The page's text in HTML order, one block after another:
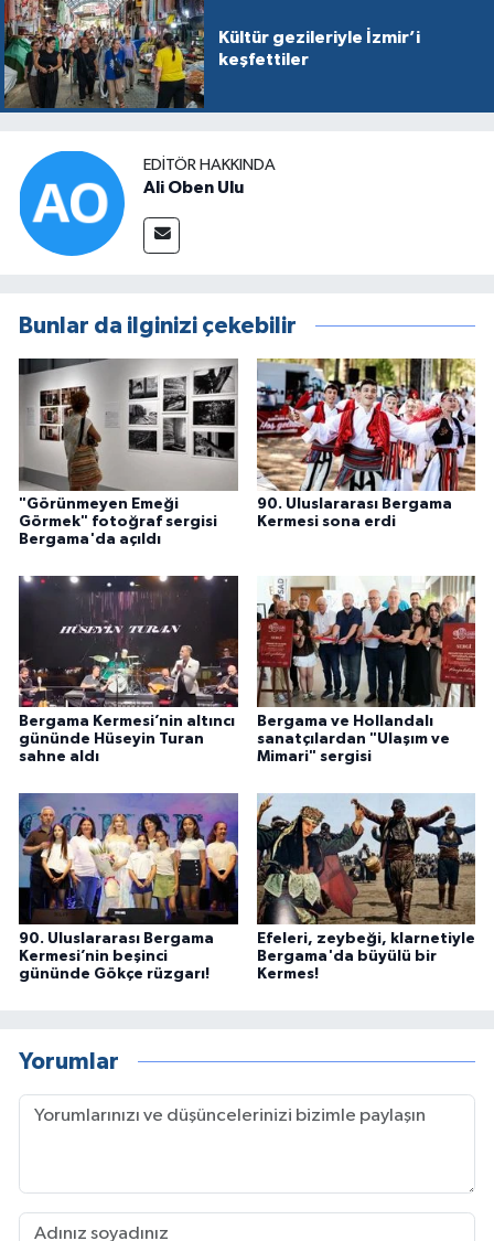
Kültür gezileriyle İzmir’i
keşfettiler
EDITÖR HAKKINDA
Ali Oben Ulu
Bunlar da ilginizi çekebilir
"Görünmeyen Emeği
Görmek" fotoğraf sergisi
Bergama'da açıldı
90. Uluslararası Bergama
Kermesi sona erdi
Bergama Kermesi’nin altıncı
gününde Hüseyin Turan
sahne aldı
Bergama ve Hollandalı
sanatçılardan "Ulaşım ve
Mimari" sergisi
90. Uluslararası Bergama
Kermesi’nin beşinci
gününde Gökçe rüzgarı!
Efeleri, zeybeği, klarnetiyle
Bergama'da büyülü bir
Kermes!
Yorumlar